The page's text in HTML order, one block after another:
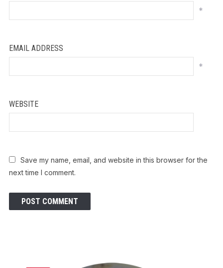
*
EMAIL ADDRESS
*
WEBSITE
Save my name, email, and website in this browser for the
next time I comment.